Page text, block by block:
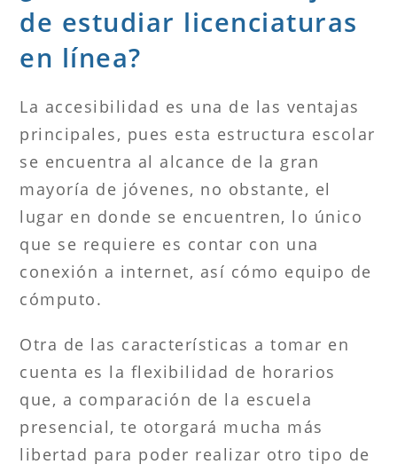
de estudiar licenciaturas
en línea?
La accesibilidad es una de las ventajas
principales, pues esta estructura escolar
se encuentra al alcance de la gran
mayoría de jóvenes, no obstante, el
lugar en donde se encuentren, lo único
que se requiere es contar con una
conexión a internet, así cómo equipo de
cómputo.
Otra de las características a tomar en
cuenta es la flexibilidad de horarios
que, a comparación de la escuela
presencial, te otorgará mucha más
libertad para poder realizar otro tipo de